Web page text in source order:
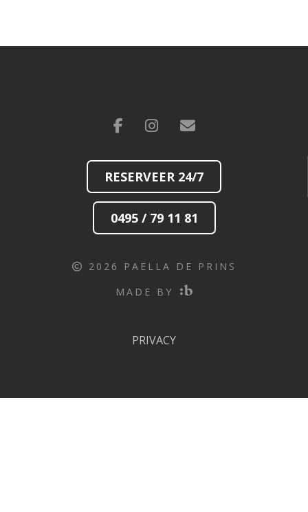
RESERVEER 24/7
0495 / 79 11 81
2026 PAELLA DE PRINS
MADE BY
PRIVACY